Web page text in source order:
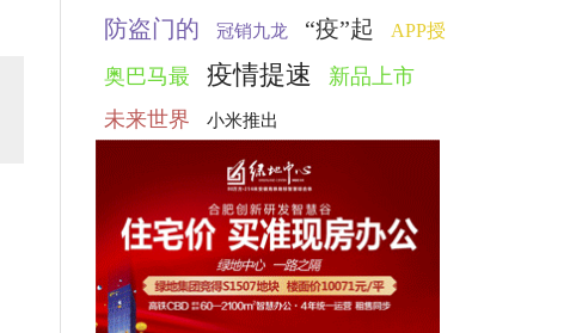
防盗门的 冠销九龙 “疫”起 APP授
奥巴马最 疫情提速
新品上市
未来世界
小米推出